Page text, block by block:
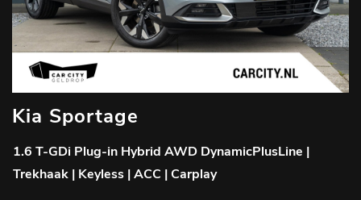
Kia Sportage
1.6 T-GDi Plug-in Hybrid AWD DynamicPlusLine |
Trekhaak | Keyless | ACC | Carplay